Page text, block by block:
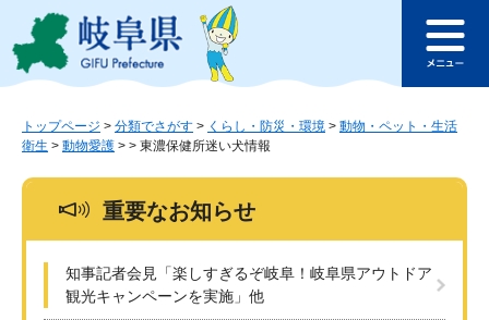
ジ
ュ
このページの本文へ
ュ
トップページ > 分類でさがす > くらし・防災・環境 > 動物・ペット・生活
衛生 > 動物愛護 > > 東濃保健所迷い犬情報
重要なお知らせ
知事記者会見「楽しすぎるぞ岐阜！岐阜県アウトドア
観光キャンペーンを実施」他